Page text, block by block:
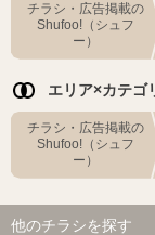
チラシ・広告掲載の
Shufoo!（シュフ
ー）
エリア×カテゴ
チラシ・広告掲載の
Shufoo!（シュフ
ー）
他のチラシを探す